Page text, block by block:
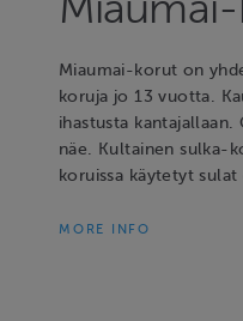
Miaumai-korut on
koruja jo 13 vuotta.
ihastusta
näe. Kultainen sulka-
koruissa käytetyt
MORE INFO